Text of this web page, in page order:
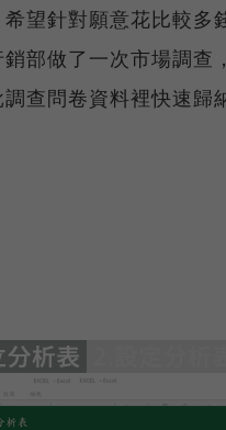
望針對願意花比較
部做了一次市場調
查問卷資料裡快速